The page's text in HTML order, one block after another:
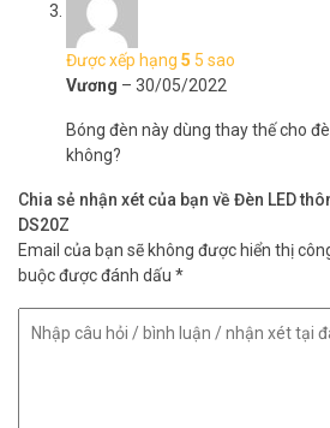
Được xếp hạng 5 5 sao
Vương – 30/05/2022
Bóng đèn này dùng thay thế cho
không?
Chia sẻ nhận xét của bạn về Đèn LED
DS20Z
Email của bạn sẽ không được hiển thị
buộc được đánh dấu *